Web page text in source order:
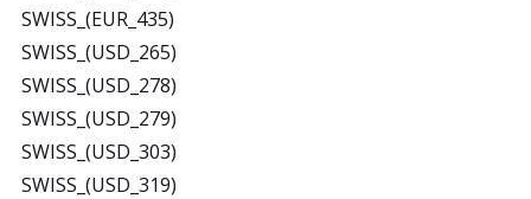
SWISS_(EUR_435)
SWISS_(USD_265)
SWISS_(USD_278)
SWISS_(USD_279)
SWISS_(USD_303)
SWISS_(USD_319)